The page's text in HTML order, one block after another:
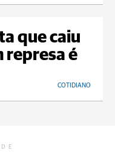
que caiu
represa é
COTIDIANO